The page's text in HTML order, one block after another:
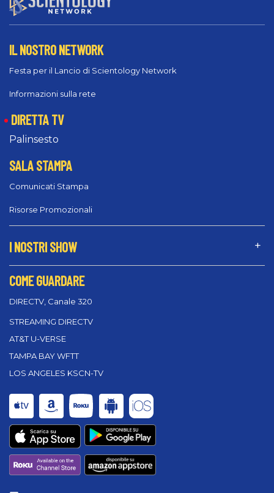
IL NOSTRO NETWORK
Festa per il Lancio di Scientology Network
Informazioni sulla rete
DIRETTA TV
Palinsesto
SALA STAMPA
Comunicati Stampa
Risorse Promozionali
I NOSTRI SHOW
COME GUARDARE
DIRECTV, Canale 320
STREAMING DIRECTV
AT&T U-VERSE
TAMPA BAY WFTT
LOS ANGELES KSCN-TV